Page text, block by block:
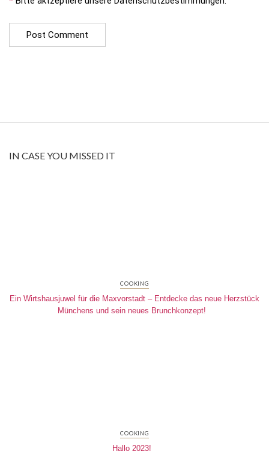
IN CASE YOU MISSED IT
COOKING
Ein Wirtshausjuwel für die Maxvorstadt – Entdecke das neue Herzstück
Münchens und sein neues Brunchkonzept!
COOKING
Hallo 2023!